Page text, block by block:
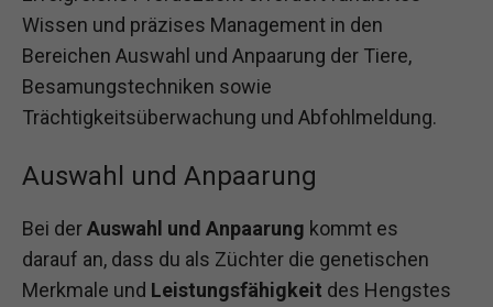
Wissen und präzises Management in den
Bereichen Auswahl und Anpaarung der Tiere,
Besamungstechniken sowie
Trächtigkeitsüberwachung und Abfohlmeldung.
Auswahl und Anpaarung
Bei derAuswahl und Anpaarung kommt es
darauf an, dass du als Züchter die genetischen
Merkmale und Leistungsfähigkeit des Hengstes